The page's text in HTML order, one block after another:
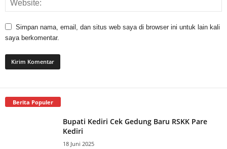
Simpan nama, email, dan situs web saya di browser ini untuk lain kali
saya berkomentar.
Berita Populer
Bupati Kediri Cek Gedung Baru RSKK Pare
Kediri
18 Juni 2025